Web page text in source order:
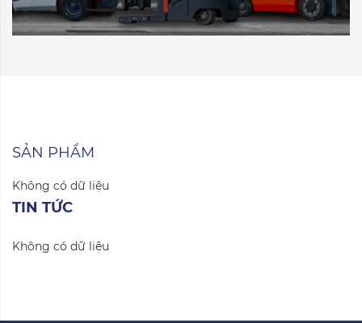
SẢN PHẨM
Không có dữ liệu
TIN TỨC
Không có dữ liệu